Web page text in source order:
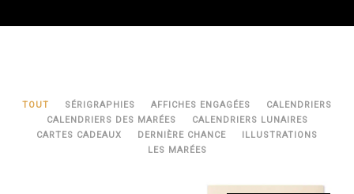
TOUT SÉRIGRAPHIES AFFICHES ENGAGÉES
CALENDRIERS
CALENDRIERS DES MARÉES
CALENDRIERS LUNAIRES
CARTES CADEAUX
DERNIÈRE CHANCE
ILLUSTRATIONS
LES MARÉES